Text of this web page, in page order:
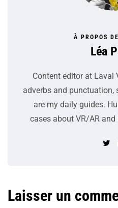
À PROPOS
Léa
Content editor at Laval
adverbs and punctuation,
are my daily guides.
cases about VR/AR
Laisser un